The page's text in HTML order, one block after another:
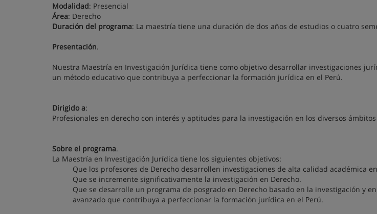
Modalidad: Presencial
Área: Derecho
Duración del programa: La maestría tiene una duración de dos años de estudios o cuatro
Presentación.
Nuestra Maestría en Investigación Jurídica tiene como objetivo desarrollar investigaciones
un método educativo que contribuya a perfeccionar la formación jurídica en el Perú.
Dirigido a:
Profesionales en derecho con interés y aptitudes para la investigación en los diversos
Sobre el programa.
La Maestría en Investigación Jurídica tiene los siguientes objetivos:
Que los profesores de Derecho desarrollen investigaciones de alta calidad académica
Que se incremente significativamente la investigación en Derecho.
Que se desarrolle un programa de posgrado en Derecho basado en la investigación y
avanzado que contribuya a perfeccionar la formación jurídica en el Perú.